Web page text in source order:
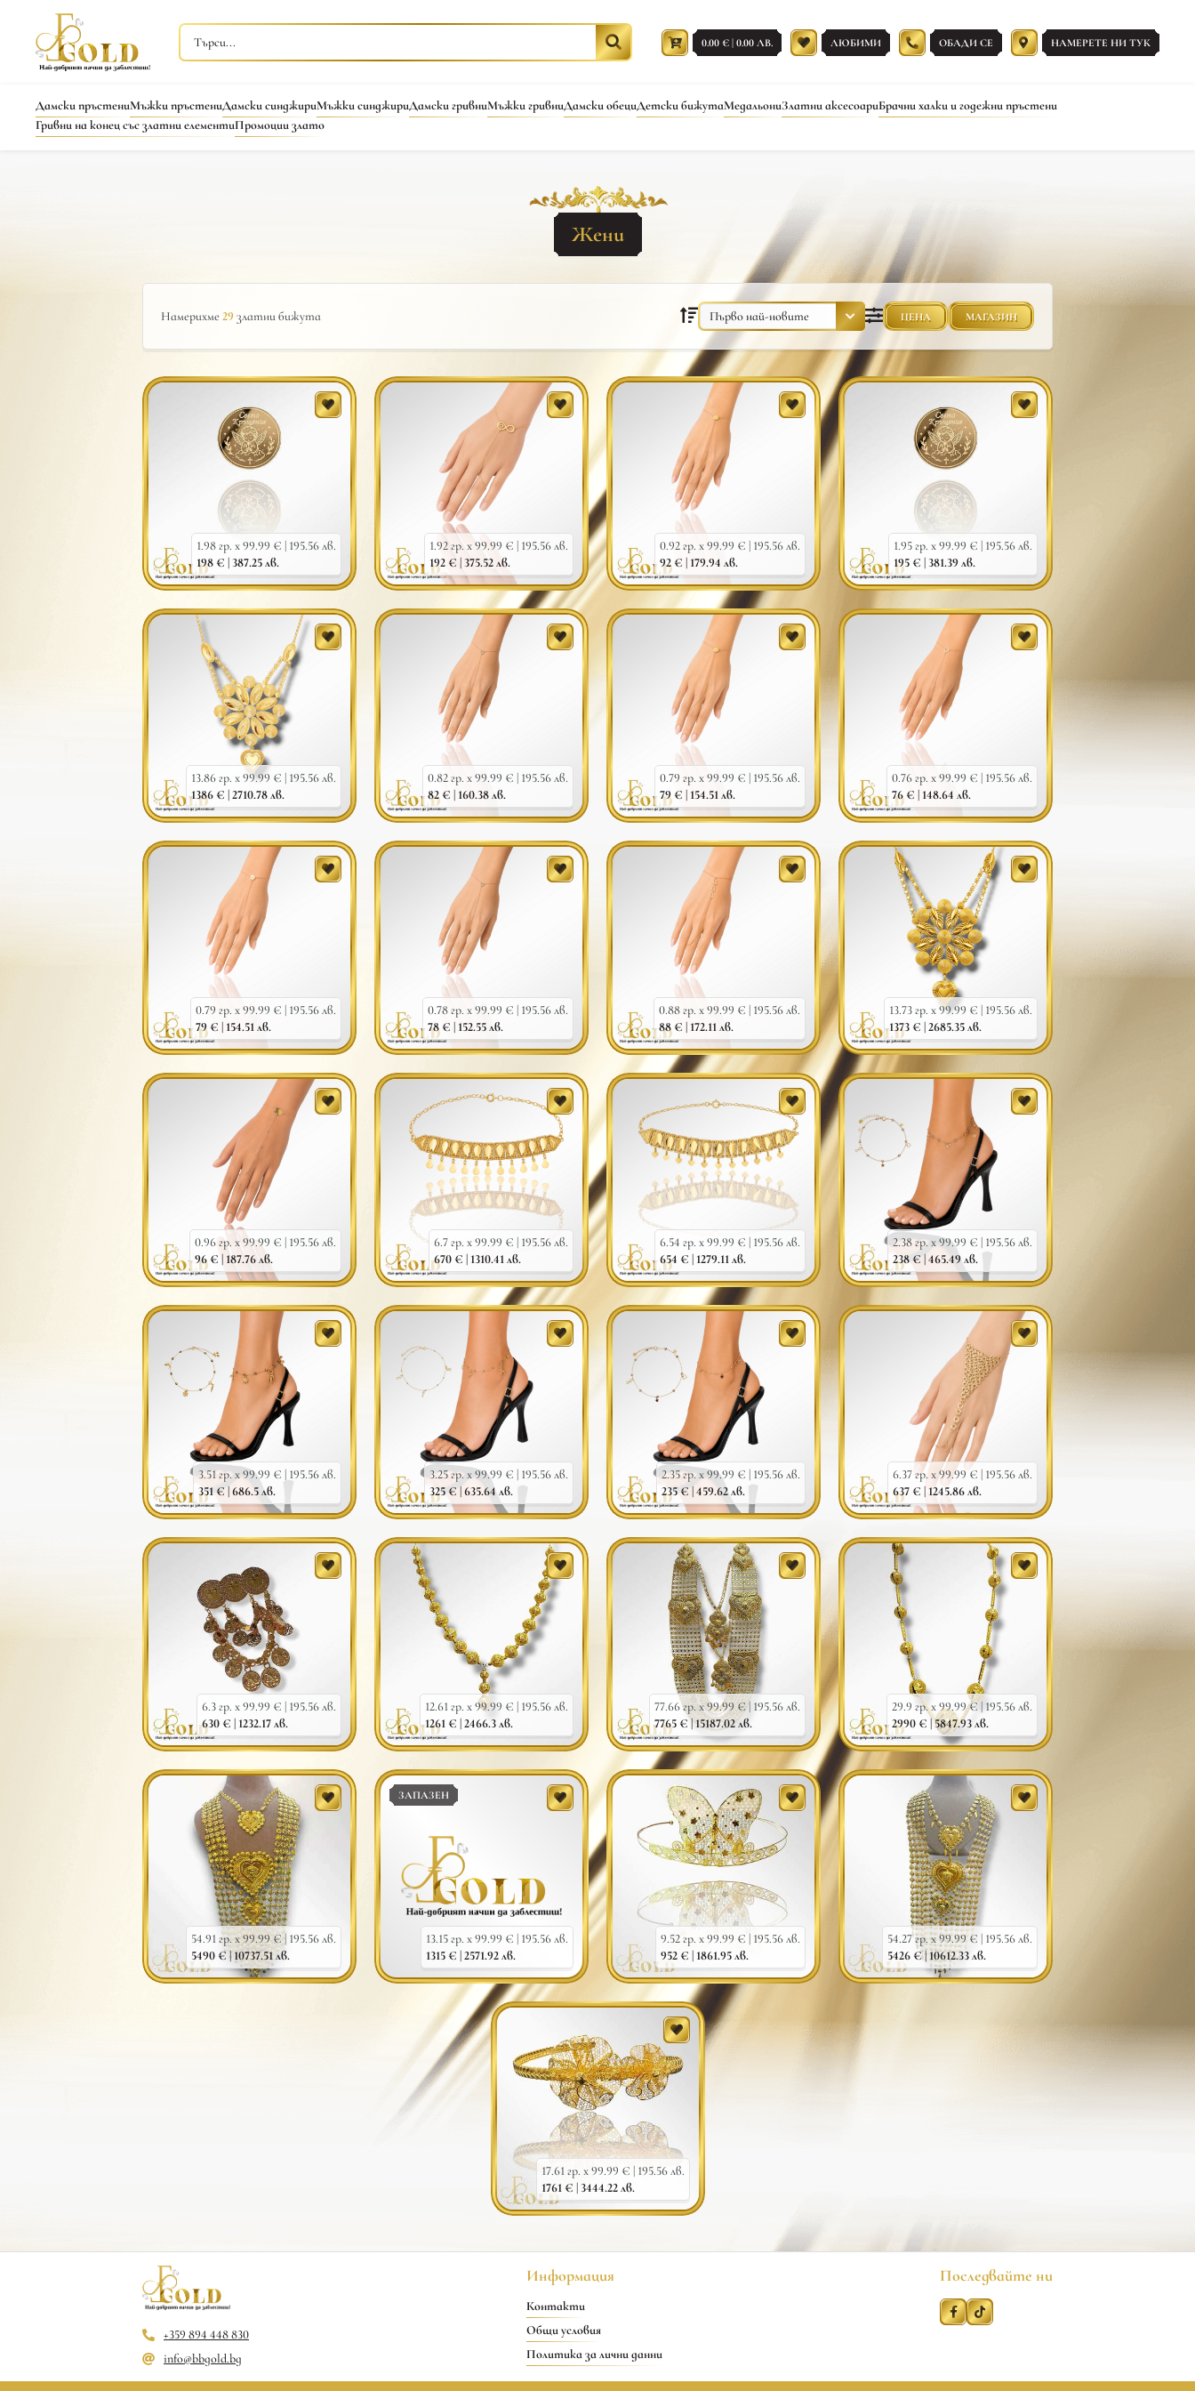
0.00 € | 0.00 ЛВ. ЛЮБИМИ ОБАДИ СЕ НАМЕРЕТЕ НИ ТУК
Дамски пръстениМъжки пръстениДамски синджириМъжки синджириДамски гривниМъжки гривниДамски обециДетски бижутаМедальониЗлатни аксесоариБрачни халки и годежни пръстени
Гривни на конец със златни елементиПромоции злато
Жени
Намерихме 29златни бижута ЦЕНА МАГАЗИН
1.98 гр. x 99.99 € | 195.56 лв.
198 € |387.25 лв.
1.92 гр. x 99.99 € | 195.56 лв.
192 € |375.52 лв.
0.92 гр. x 99.99 € | 195.56 лв.
92 € | 179.94 лв.
1.95 гр. x 99.99 € | 195.56 лв.
195 € |381.39 лв.
13.86 гр. x 99.99 € | 195.56 лв.
1386 € |2710.78 лв.
0.82 гр. x 99.99 € | 195.56 лв.
82 € | 160.38 лв.
0.79 гр. x 99.99 € | 195.56 лв.
79 € | 154.51 лв.
0.76 гр. x 99.99 € | 195.56 лв.
76 € | 148.64 лв.
0.79 гр. x 99.99 € | 195.56 лв.
79 € | 154.51 лв.
0.78 гр. x 99.99 € | 195.56 лв.
78 € | 152.55 лв.
0.88 гр. x 99.99 € | 195.56 лв.
88 € | 172.11 лв.
13.73 гр. x 99.99 € | 195.56 лв.
1373 € |2685.35 лв.
0.96 гр. x 99.99 € | 195.56 лв.
96 € | 187.76 лв.
6.7 гр. x 99.99 € | 195.56 лв.
670 € | 1310.41 лв.
6.54 гр. x 99.99 € | 195.56 лв.
654 € | 1279.11 лв.
2.38 гр. x 99.99 € | 195.56 лв.
238 € |465.49 лв.
3.51 гр. x 99.99 € | 195.56 лв.
351 € |686.5 лв.
3.25 гр. x 99.99 € | 195.56 лв.
325 € |635.64 лв.
2.35 гр. x 99.99 € | 195.56 лв.
235 € |459.62 лв.
6.37 гр. x 99.99 € | 195.56 лв.
637 € |1245.86 лв.
6.3 гр. x 99.99 € | 195.56 лв.
630 € | 1232.17 лв.
12.61 гр. x 99.99 € | 195.56 лв.
1261 € |2466.3 лв.
77.66 гр. x 99.99 € | 195.56 лв.
7765 € |15187.02 лв.
29.9 гр. x 99.99 € | 195.56 лв.
2990 € |5847.93 лв.
54.91 гр. x 99.99 € | 195.56 лв.
5490 € | 10737.51 лв.
ЗАПАЗЕН
13.15 гр. x 99.99 € | 195.56 лв.
1315 € |2571.92 лв.
9.52 гр. x 99.99 € | 195.56 лв.
952 € | 1861.95 лв.
54.27 гр. x 99.99 € | 195.56 лв.
5426 € |10612.33 лв.
17.61 гр. x 99.99 € | 195.56 лв.
1761 € |3444.22 лв.
+359 894 448 830
info@bbgold.bg
Информация
Контакти
Общи условия
Политика за лични данни
Последвайте ни